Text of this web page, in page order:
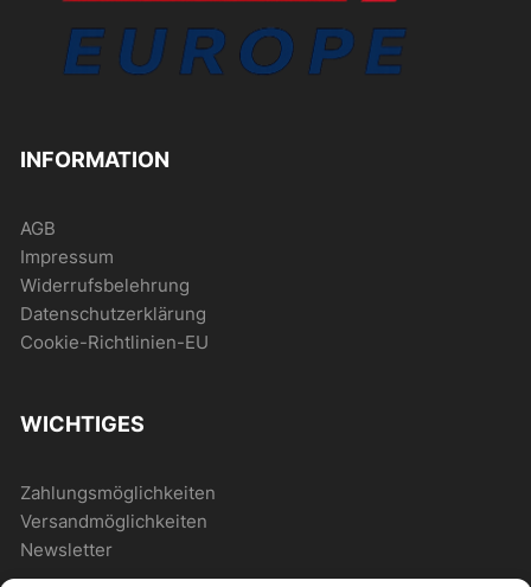
INFORMATION
AGB
Impressum
Widerrufsbelehrung
Datenschutzerklärung
Cookie-Richtlinien-EU
WICHTIGES
Zahlungsmöglichkeiten
Versandmöglichkeiten
Newsletter